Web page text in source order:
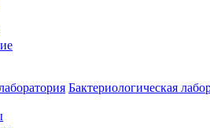
Бактериологическая